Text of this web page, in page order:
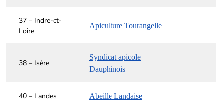
37 – Indre-et-
Loire
Apiculture Tourangelle
38 – Isère
Syndicat apicole
Dauphinois
40 – Landes Abeille Landaise